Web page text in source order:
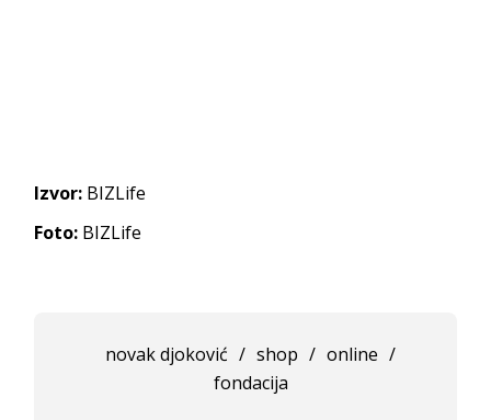
Izvor: BIZLife
Foto: BIZLife
novak djoković / shop / online /
fondacija